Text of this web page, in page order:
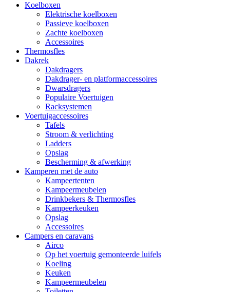
Koelboxen
Elektrische koelboxen
Passieve koelboxen
Zachte koelboxen
Accessoires
Thermosfles
Dakrek
Dakdragers
Dakdrager- en platformaccessoires
Dwarsdragers
Populaire Voertuigen
Racksystemen
Voertuigaccessoires
Tafels
Stroom & verlichting
Ladders
Opslag
Bescherming & afwerking
Kamperen met de auto
Kampeertenten
Kampeermeubelen
Drinkbekers & Thermosfles
Kampeerkeuken
Opslag
Accessoires
Campers en caravans
Airco
Op het voertuig gemonteerde luifels
Koeling
Keuken
Kampeermeubelen